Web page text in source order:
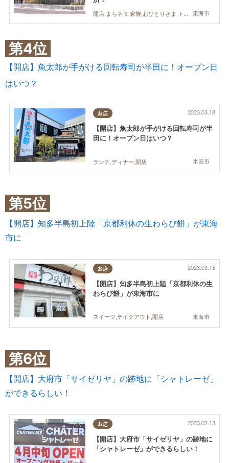
東海市
第4位
【開店】魚太郎が手がける回転寿司が半田に！オープン日
はいつ？
お店
半田市
2023.03.18
【開店】魚太郎が手がける回転寿司が半
田に！オープン日はいつ？
ランチ,ディナー,開店
第5位
【開店】知多半島初上陸「京都利休の生わらび餅」が東海
市に
お店
東海市
2023.03.15
【開店】知多半島初上陸「京都利休の生
わらび餅」が東海市に
スイーツ,テイクアウト,開店
第6位
【開店】大府市「サイゼリヤ」の跡地に「シャトレーゼ」
ができるらしい！
お店 2023.02.13
【開店】大府市「サイゼリヤ」の跡地に
「シャトレーゼ」ができるらしい！